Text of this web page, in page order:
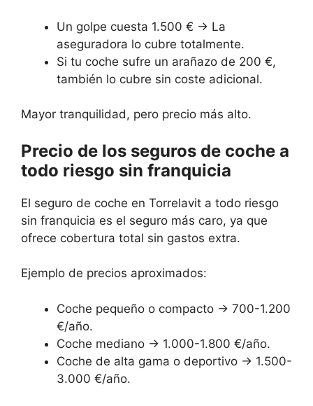
Un golpe cuesta 1.500 € → La
aseguradora lo cubre totalmente.
Si tu coche sufre un arañazo de 200 €,
también lo cubre sin coste adicional.
Mayor tranquilidad, pero precio más alto.
Precio de los seguros de coche a
todo riesgo sin franquicia
El seguro de coche en Torrelavit a todo riesgo
sin franquicia es el seguro más caro, ya que
ofrece cobertura total sin gastos extra.
Ejemplo de precios aproximados:
Coche pequeño o compacto → 700-1.200
€/año.
Coche mediano → 1.000-1.800 €/año.
Coche de alta gama o deportivo → 1.500-
3.000 €/año.